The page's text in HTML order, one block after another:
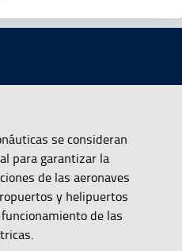
se consideran
para garantizar la
de las aeronaves
y helipuertos
de las